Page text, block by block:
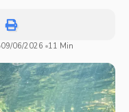
09/06/2026 11 Min